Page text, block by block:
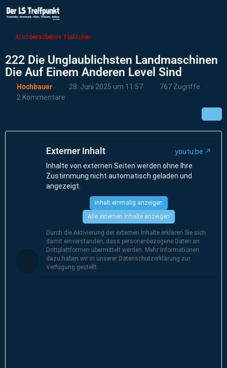
Atemberaubende Traktoren
222 Die Unglaublichsten Landmaschinen
Die Auf Einem Anderen Level Sind
Hochbauer 28. Juni 2025 um 11:57
767 Zugriffe
2 Kommentare
Externer Inhalt
youtu.be
Inhalte von externen Seiten werden ohne Ihre
Zustimmung nicht automatisch geladen und
angezeigt.
Inhalt einmalig anzeigen
Alle externen Inhalte anzeigen
Durch die Aktivierung der externen Inhalte erklären Sie sich
damit einverstanden, dass personenbezogene Daten an
Drittplattformen übermittelt werden. Mehr Informationen
dazu haben wir in unserer Datenschutzerklärung zur
Verfügung gestellt.